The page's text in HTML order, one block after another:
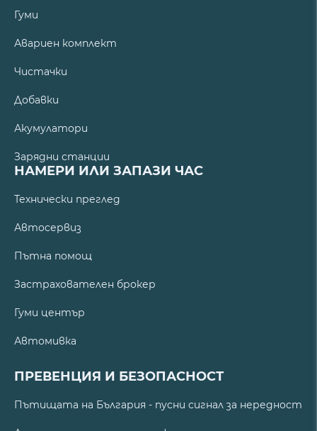
Гуми
Авариен комплект
Чистачки
Добавки
Акумулатори
Зарядни станции
НАМЕРИ ИЛИ ЗАПАЗИ ЧАС
Технически преглед
Автосервиз
Пътна помощ
Застрахователен брокер
Гуми център
Автомивка
ПРЕВЕНЦИЯ И БЕЗОПАСНОСТ
Пътищата на България - пусни сигнал за нередност